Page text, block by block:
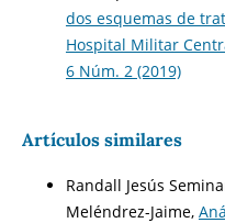
dos esquemas de
Hospital Militar
6 Núm. 2 (2019)
Artículos similares
Randall Jesús
Meléndrez-Jaime,